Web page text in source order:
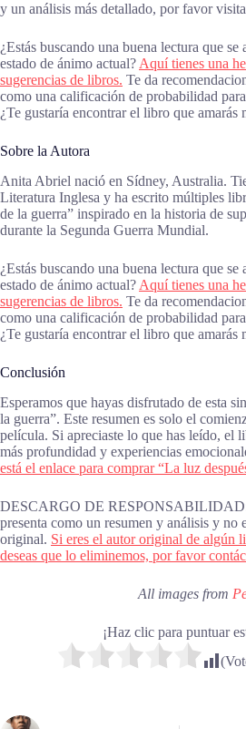
y un análisis más detallado, por favor
¿Estás buscando una buena lectura que se
estado de ánimo actual? Aquí tienes una
sugerencias de libros. Te da
como una calificación de probabilidad
¿Te gustaría encontrar el libro que amarás
Sobre la Autora
Anita Abriel nació en Sídney, Australia.
Literatura Inglesa y ha escrito múltiples
de la guerra” inspirado en la historia de
durante la Segunda Guerra Mundial.
¿Estás buscando una buena lectura que se
estado de ánimo actual? Aquí tienes una
sugerencias de libros. Te da
como una calificación de probabilidad
¿Te gustaría encontrar el libro que amarás
Conclusión
Esperamos que hayas disfrutado de esta
la guerra”. Este resumen es solo el
película. Si apreciaste lo que has leído, el
más profundidad y experiencias
está el enlace para comprar “La luz
DESCARGO DE RESPONSABILIDAD:
presenta como un resumen y análisis y no
original. Si eres el autor original de algún
deseas que lo eliminemos, por favor
All images from
¡Haz clic para puntuar